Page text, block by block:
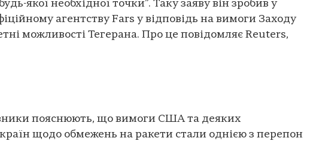
якої необхідної точки”. Таку заяву він зробив у
агентству Fars у відповідь на вимоги Заходу
можливості Тегерана. Про це повідомляє Reuters,
пояснюють, що вимоги США та деяких
щодо обмежень на ракети стали однією з перепон